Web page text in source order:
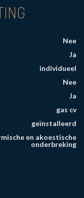
Nee
Ja
individueel
Nee
Ja
gas cv
geïnstalleerd
en akoestische
onderbreking